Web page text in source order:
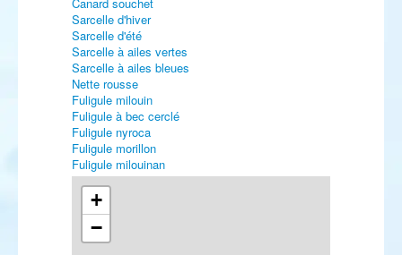
Sarcelle d'hiver
Sarcelle d'été
Sarcelle à ailes vertes
Sarcelle à ailes bleues
Nette rousse
Fuligule milouin
Fuligule à bec cerclé
Fuligule nyroca
Fuligule morillon
Fuligule milouinan
Fuligule à tête noire
Eider à duvet
Eider à tête grise
Harelde boréale
Macreuse noire
+
−